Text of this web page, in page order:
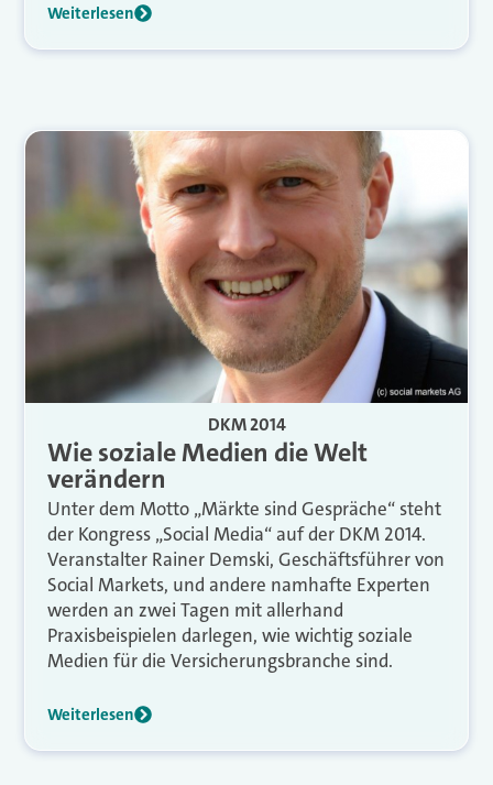
Weiterlesen
DKM 2014
Wie soziale Medien die Welt
verändern
Unter dem Motto „Märkte sind Gespräche“ steht
der Kongress „Social Media“ auf der DKM 2014.
Veranstalter Rainer Demski, Geschäftsführer von
Social Markets, und andere namhafte Experten
werden an zwei Tagen mit allerhand
Praxisbeispielen darlegen, wie wichtig soziale
Medien für die Versicherungsbranche sind.
Weiterlesen